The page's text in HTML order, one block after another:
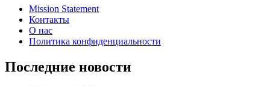
Mission Statement
Контакты
О нас
Политика конфиденциальности
Последние новости